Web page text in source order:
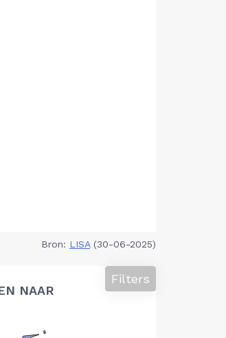
Bron: LISA(30-06-2025)
NAAR
Filters